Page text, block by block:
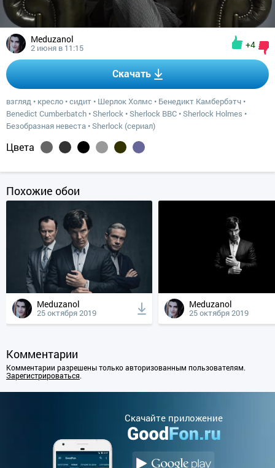
Meduzanol
2 июня в 11:15 +4
Скачать
взгляд • кресло •сидит • Шерлок Холмс • Бенедикт Камбербэтч •
Benedict Cumberbatch •Sherlock •Sherlock BBC •Sherlock Holmes •
Безобразная невеста •Sherlock (сериал)
Цвета
Похожие обои
Meduzanol
25 октября 2019
Meduzanol
25 октября 2019
Комментарии
Комментарии разрешены только авторизованным пользователям.
Зарегистрироваться.
Cкачайте приложение